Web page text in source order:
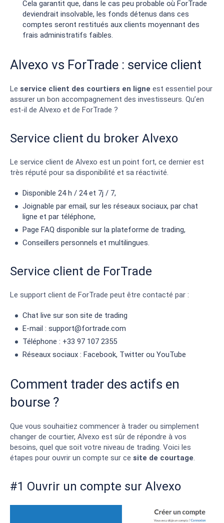
Cela garantit que, dans le cas peu probable où ForTrade
deviendrait insolvable, les fonds détenus dans ces
comptes seront restitués aux clients moyennant des
frais administratifs faibles.
Alvexo vs ForTrade : service client
Le service client des courtiers en ligne est essentiel pour
assurer un bon accompagnement des investisseurs. Qu’en
est-il de Alvexo et de ForTrade ?
Service client du broker Alvexo
Le service client de Alvexo est un point fort, ce dernier est
très réputé pour sa disponibilité et sa réactivité.
Disponible 24 h / 24 et 7j / 7,
Joignable par email, sur les réseaux sociaux, par chat
ligne et par téléphone,
Page FAQ disponible sur la plateforme de trading,
Conseillers personnels et multilingues.
Service client de ForTrade
Le support client de ForTrade peut être contacté par :
Chat live sur son site de trading
E-mail : support@fortrade.com
Téléphone : +33 97 107 2355
Réseaux sociaux : Facebook, Twitter ou YouTube
Comment trader des actifs en
bourse ?
Que vous souhaitiez commencer à trader ou simplement
changer de courtier, Alvexo est sûr de répondre à vos
besoins, quel que soit votre niveau de trading. Voici les
étapes pour ouvrir un compte sur ce site de courtage.
#1 Ouvrir un compte sur Alvexo